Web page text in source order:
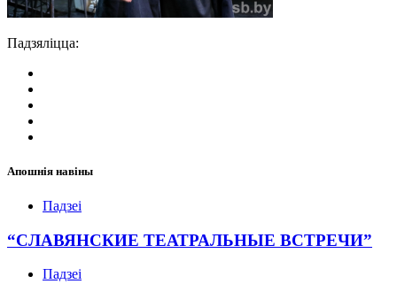
Падзяліцца:
Апошнія навіны
Падзеі
“СЛАВЯНСКИЕ ТЕАТРАЛЬНЫЕ ВСТРЕЧИ”
Падзеі